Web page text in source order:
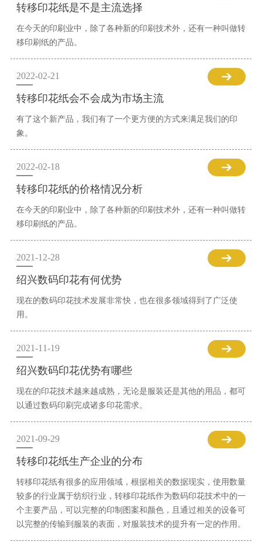
转移印花纸是不是主流选择
在今天的印刷业中，除了各种新的印刷技术外，还有一种叫做转
移印刷纸的产品。
2022-02-21
转移印花纸会不会成为市场主流
有了这个新产品，我们有了一个更方便的方式来满足我们的印
象。
2022-02-18
转移印花纸的价格情况分析
在今天的印刷业中，除了各种新的印刷技术外，还有一种叫做转
移印刷纸的产品。
2021-12-28
绍兴数码印花有何优势
现在的数码印花技术发展非常快，也在很多领域得到了广泛使
用。
2021-11-19
绍兴数码印花优势有哪些
现在的印花技术越来越成熟，无论是服装还是其他的用品，都可
以通过数码印刷完成诸多印花需求。
2021-09-29
转移印花纸生产企业的分布
转移印花纸有很多的应用领域，根据相关的数据现实，使用数量
较多的行业属于纺织行业，转移印花纸作为数码印花技术中的一
个主要产品，可以完整的印制图案和颜色，且通过相关的设备可
以完整的传输到服装的表面，对服装技术的提升有一定的作用。